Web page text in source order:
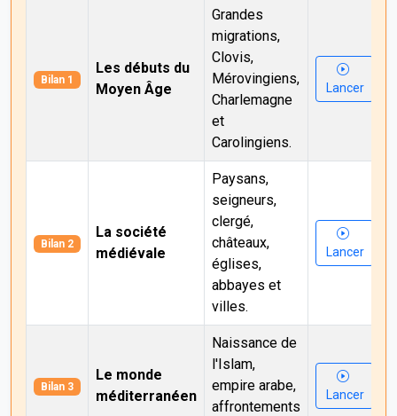
Bilan 1
Les débuts du
Moyen Âge
Grandes
migrations,
Clovis,
Mérovingiens,
Charlemagne
et
Carolingiens.
Lancer
Bilan 2
La société
médiévale
Paysans,
seigneurs,
clergé,
châteaux,
églises,
abbayes et
villes.
Lancer
Bilan 3
Le monde
méditerranéen
Naissance de
l'Islam,
empire arabe,
affrontements
Lancer